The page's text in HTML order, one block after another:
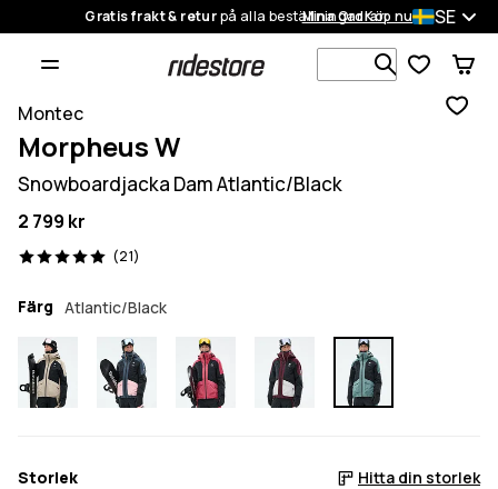
Gratis frakt & returpå alla beställningarKöp nu
Mina Ordrar SE
Sök bland
Montec
Morpheus W
Snowboardjacka Dam Atlantic/Black
2 799 kr
(21)
21 recensioner, 5/5
Färg Atlantic/Black
Storlek Hitta din storlek